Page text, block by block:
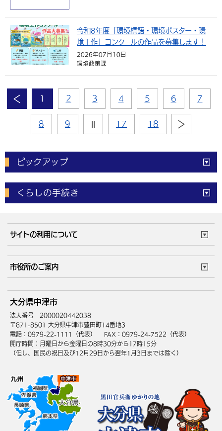
令和8年度「環境標語・環境ポスター・環
境工作」コンクールの作品を募集します！
2026年07月10日
環境政策課
1 2 3 4 5 6 7
8 9 || 17 18
ピックアップ
電子申請 窓口の混雑状況
体育施設予約状況 ご意見・ご要望
くらしの手続き
成人・仕事
住まい・引越 ごみ・環境
健康・医療 障がい・福祉
高齢・介護
サイトの利用について
サイトマップ
市役所のご案内
庁舎地図 組織案内
中津市へのアクセス
大分県中津市
法人番号 2000020442038
〒871-8501 大分県中津市豊田町14番地3
電話：0979-22-1111（代表）
FAX：0979-24-7522（代表）
開庁時間：月曜日から金曜日の8時30分から17時15分
（但し、国民の祝日及び12月29日から翌年1月3日までは除く）